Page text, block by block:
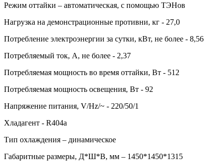
Режим оттайки – автоматическая, с помощью ТЭНов
Нагрузка на демонстрационные противни, кг - 27,0
Потребление электроэнергии за сутки, кВт, не более - 8,56
Потребляемый ток, А, не более - 2,37
Потребляемая мощность во время оттайки, Вт - 512
Потребляемая мощность освещения, Вт - 92
Напряжение питания, V/Hz/~ - 220/50/1
Хладагент - R404а
Тип охлаждения – динамическое
Габаритные размеры, Д*Ш*В, мм – 1450*1450*1315